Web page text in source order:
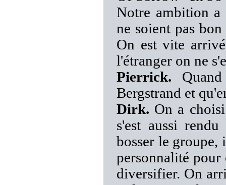
Notre ambition a
ne soient pas
On est vite
l'étranger on ne
Pierrick.
Bergstrand et
Dirk. On a
s'est aussi
bosser le groupe,
personnalité pour
diversifier. On